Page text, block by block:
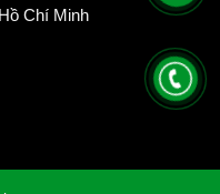
Chí Minh